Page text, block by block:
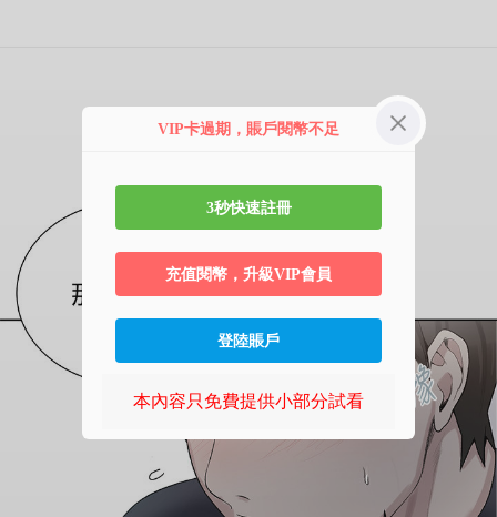
VIP卡過期，賬戶閱幣不足
3秒快速註冊
充值閱幣，升級VIP會員
登陸賬戶
本內容只免費提供小部分試看